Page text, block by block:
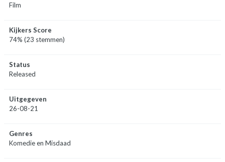
Film
Kijkers Score
74% (23 stemmen)
Status
Released
Uitgegeven
26-08-21
Genres
Komedie en Misdaad